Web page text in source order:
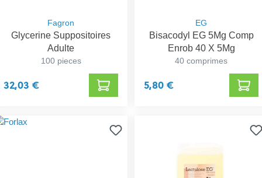
Fagron
Glycerine Suppositoires
Adulte
100 pieces
32,03 €
EG
Bisacodyl EG 5Mg Comp
Enrob 40 X 5Mg
40 comprimes
5,80 €